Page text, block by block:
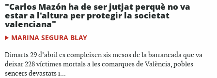
"Carlos Mazón ha de ser jutjat perquè no va
estar a l'altura per protegir la societat
valenciana"
MARINA SEGURA BLAY
Dimarts 29 d’abril es compleixen sis mesos de la barrancada que va
deixar 228 víctimes mortals a les comarques de València, pobles
sencers devastats i...